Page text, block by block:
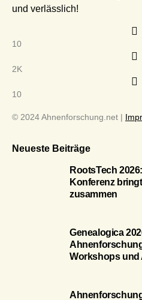
und verlässlich!
10
2K
10
© 2024 Ahnenforschung.net |
Neueste Beiträge
RootsTech
Konferenz
zusammen
Genealogica
Workshops und